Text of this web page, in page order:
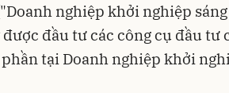
nghiệp khởi nghiệp sáng
đầu tư các công cụ đầu tư
tại Doanh nghiệp khởi